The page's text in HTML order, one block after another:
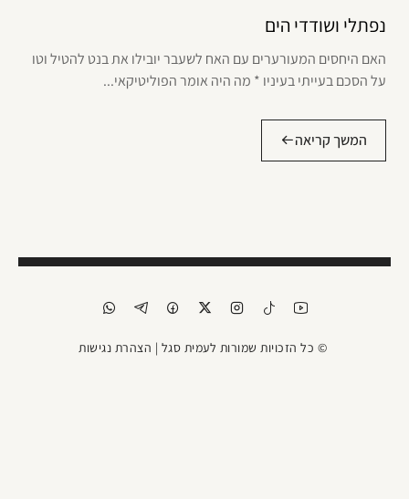
נפתלי ושודדי הים
האם היחסים המעורערים עם האח לשעבר יובילו את בנט להטיל וטו
על הסכם בעייתי בעיניו * מה היה אומר הפוליטיקאי...
המשך קריאה
© כל הזכויות שמורות לעמית סגל | הצהרת נגישות